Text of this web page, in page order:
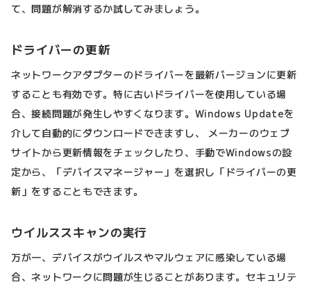
て、問題が解消するか試してみましょう。
ドライバーの更新
ネットワークアダプターのドライバーを最新バージョンに更新
することも有効です。特に古いドライバーを使用している場
合、接続問題が発生しやすくなります。Windows Updateを
介して自動的にダウンロードできますし、 メーカーのウェブ
サイトから更新情報をチェックしたり、手動でWindowsの設
定から、「デバイスマネージャー」を選択し「ドライバーの更
新」をすることもできます。
ウイルススキャンの実行
万が一、デバイスがウイルスやマルウェアに感染している場
合、ネットワークに問題が生じることがあります。セキュリテ